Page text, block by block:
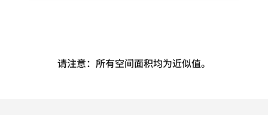
请注意：所有空间面积均为近似值。